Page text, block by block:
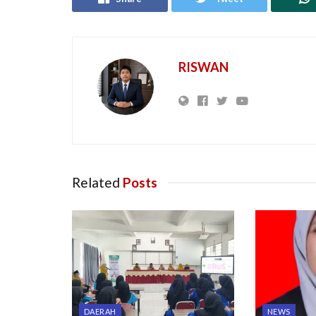
RISWAN
Related Posts
DAERAH NEWS